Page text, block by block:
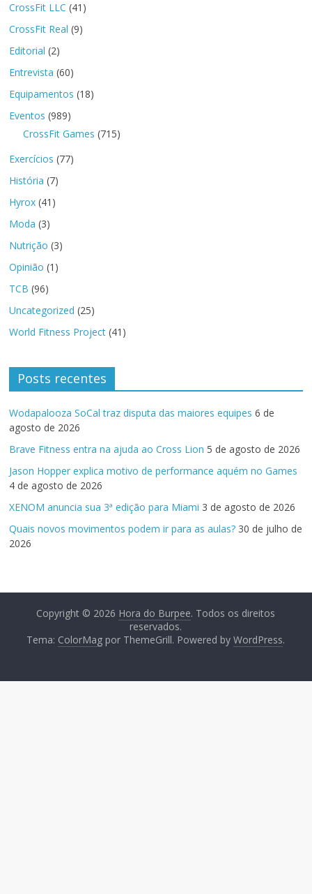
CrossFit LLC (41)
CrossFit Real (9)
Editorial (2)
Entrevista (60)
Equipamentos (18)
Eventos (989)
CrossFit Games (715)
Exercícios (77)
História (7)
Hyrox (41)
Moda (3)
Nutrição (3)
Opinião (1)
TCB (96)
Uncategorized (25)
World Fitness Project (41)
Posts recentes
Wodapalooza SoCal traz disputa das maiores equipes 6 de
agosto de 2026
Brave Fitness entra na ajuda ao Cross Lion 5 de agosto de 2026
Jason Hopper explica motivo de performance aquém no Games
4 de agosto de 2026
XENOM anuncia sua 3ª edição para Miami 3 de agosto de 2026
Quais novos movimentos podem ir para as aulas? 30 de julho de
2026
Copyright © 2026 Hora do Burpee. Todos os direitos
reservados.
Tema: ColorMag por ThemeGrill. Powered byWordPress.